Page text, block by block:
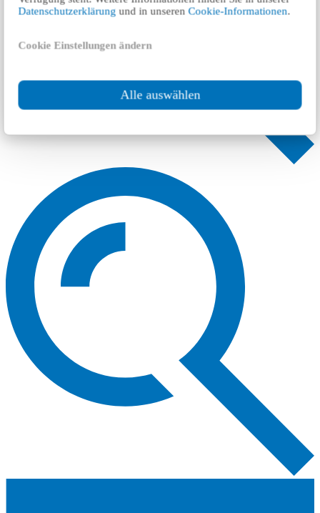
Datenschutzerklärung und in unserenCookie-Informationen.
Cookie Einstellungen ändern
Alle auswählen